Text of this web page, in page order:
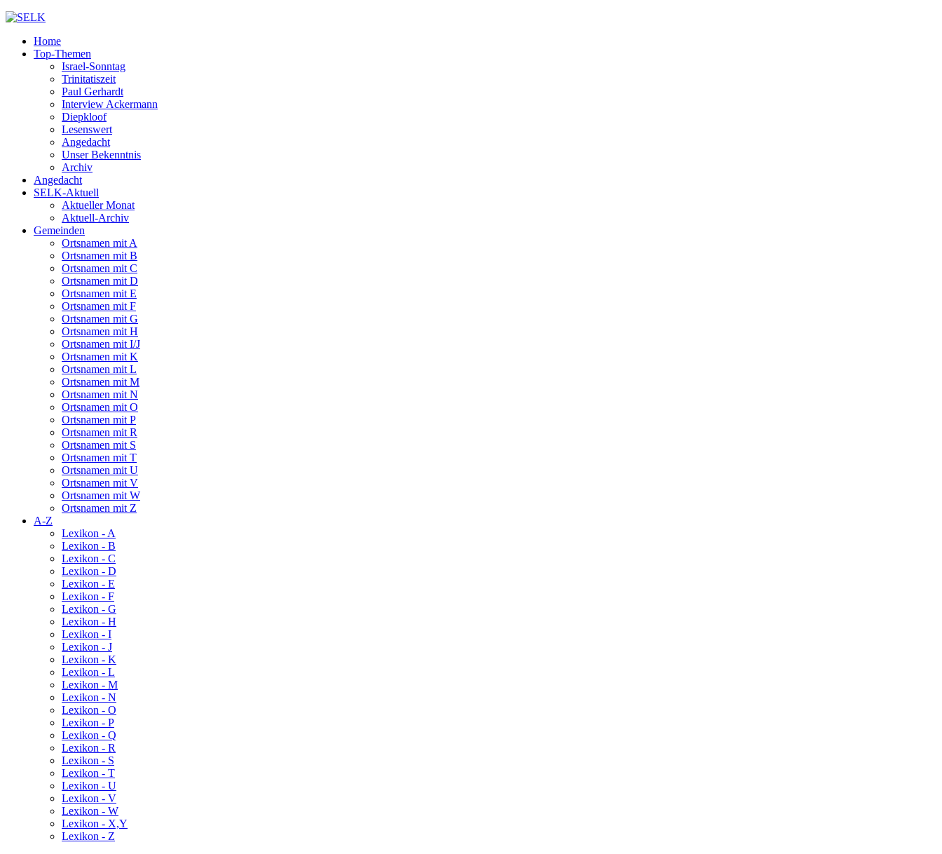
Home
Top-Themen
Israel-Sonntag
Trinitatiszeit
Paul Gerhardt
Interview Ackermann
Diepkloof
Lesenswert
Angedacht
Unser Bekenntnis
Archiv
Angedacht
SELK-Aktuell
Aktueller Monat
Aktuell-Archiv
Gemeinden
Ortsnamen mit A
Ortsnamen mit B
Ortsnamen mit C
Ortsnamen mit D
Ortsnamen mit E
Ortsnamen mit F
Ortsnamen mit G
Ortsnamen mit H
Ortsnamen mit I/J
Ortsnamen mit K
Ortsnamen mit L
Ortsnamen mit M
Ortsnamen mit N
Ortsnamen mit O
Ortsnamen mit P
Ortsnamen mit R
Ortsnamen mit S
Ortsnamen mit T
Ortsnamen mit U
Ortsnamen mit V
Ortsnamen mit W
Ortsnamen mit Z
A-Z
Lexikon - A
Lexikon - B
Lexikon - C
Lexikon - D
Lexikon - E
Lexikon - F
Lexikon - G
Lexikon - H
Lexikon - I
Lexikon - J
Lexikon - K
Lexikon - L
Lexikon - M
Lexikon - N
Lexikon - O
Lexikon - P
Lexikon - Q
Lexikon - R
Lexikon - S
Lexikon - T
Lexikon - U
Lexikon - V
Lexikon - W
Lexikon - X,Y
Lexikon - Z